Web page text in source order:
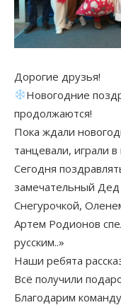
Дорогие друзья!
Новогодние
продолжаются!
Пока ждали
танцевали, играли в
Сегодня
замечательный
Снегурочкой,
Артем Родионов
русским..»
Наши ребята
Всё получили
Благодарим